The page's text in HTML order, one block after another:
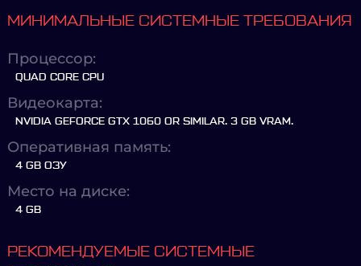
МИНИМАЛЬНЫЕ СИСТЕМНЫЕ ТРЕБОВАНИЯ
Процессор:
QUAD CORE CPU
Видеокарта:
NVIDIA GEFORCE GTX 1060 OR SIMILAR. 3 GB VRAM.
Оперативная память:
4 GB ОЗУ
Место на диске:
4 GB
РЕКОМЕНДУЕМЫЕ СИСТЕМНЫЕ